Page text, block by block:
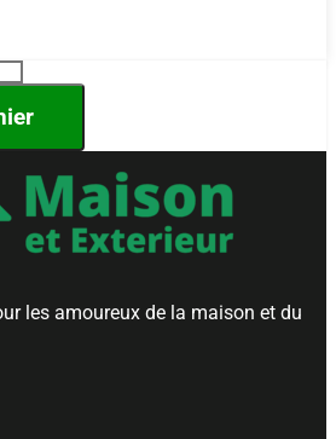
les amoureux de la maison et du